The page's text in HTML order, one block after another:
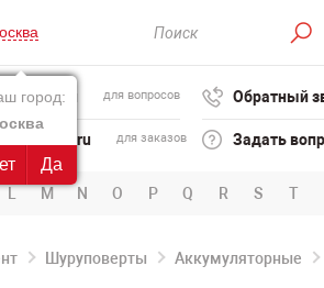
город:
Да
для вопросов
для заказов
Обратный
Задать
L M N O P Q R S T
Шуруповерты Аккумуляторные